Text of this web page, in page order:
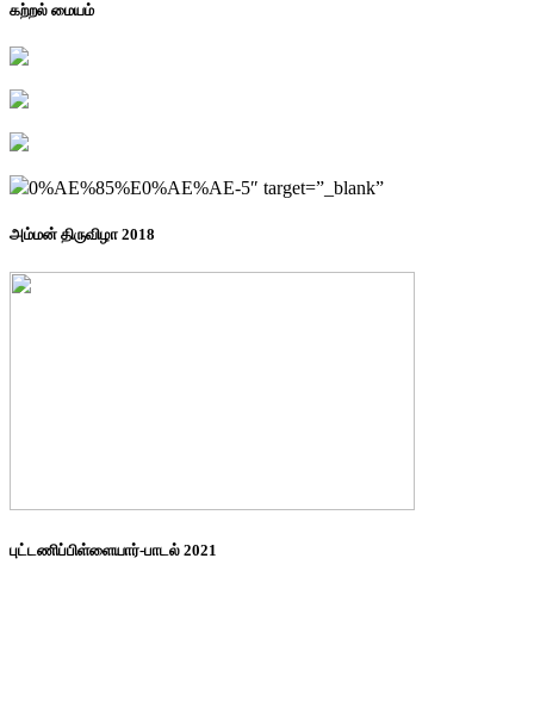
கற்றல் மையம்
0%AE%85%E0%AE%AE-5″ target=”_blank”
அம்மன் திருவிழா 2018
புட்டணிப்பிள்ளையார்-பாடல் 2021